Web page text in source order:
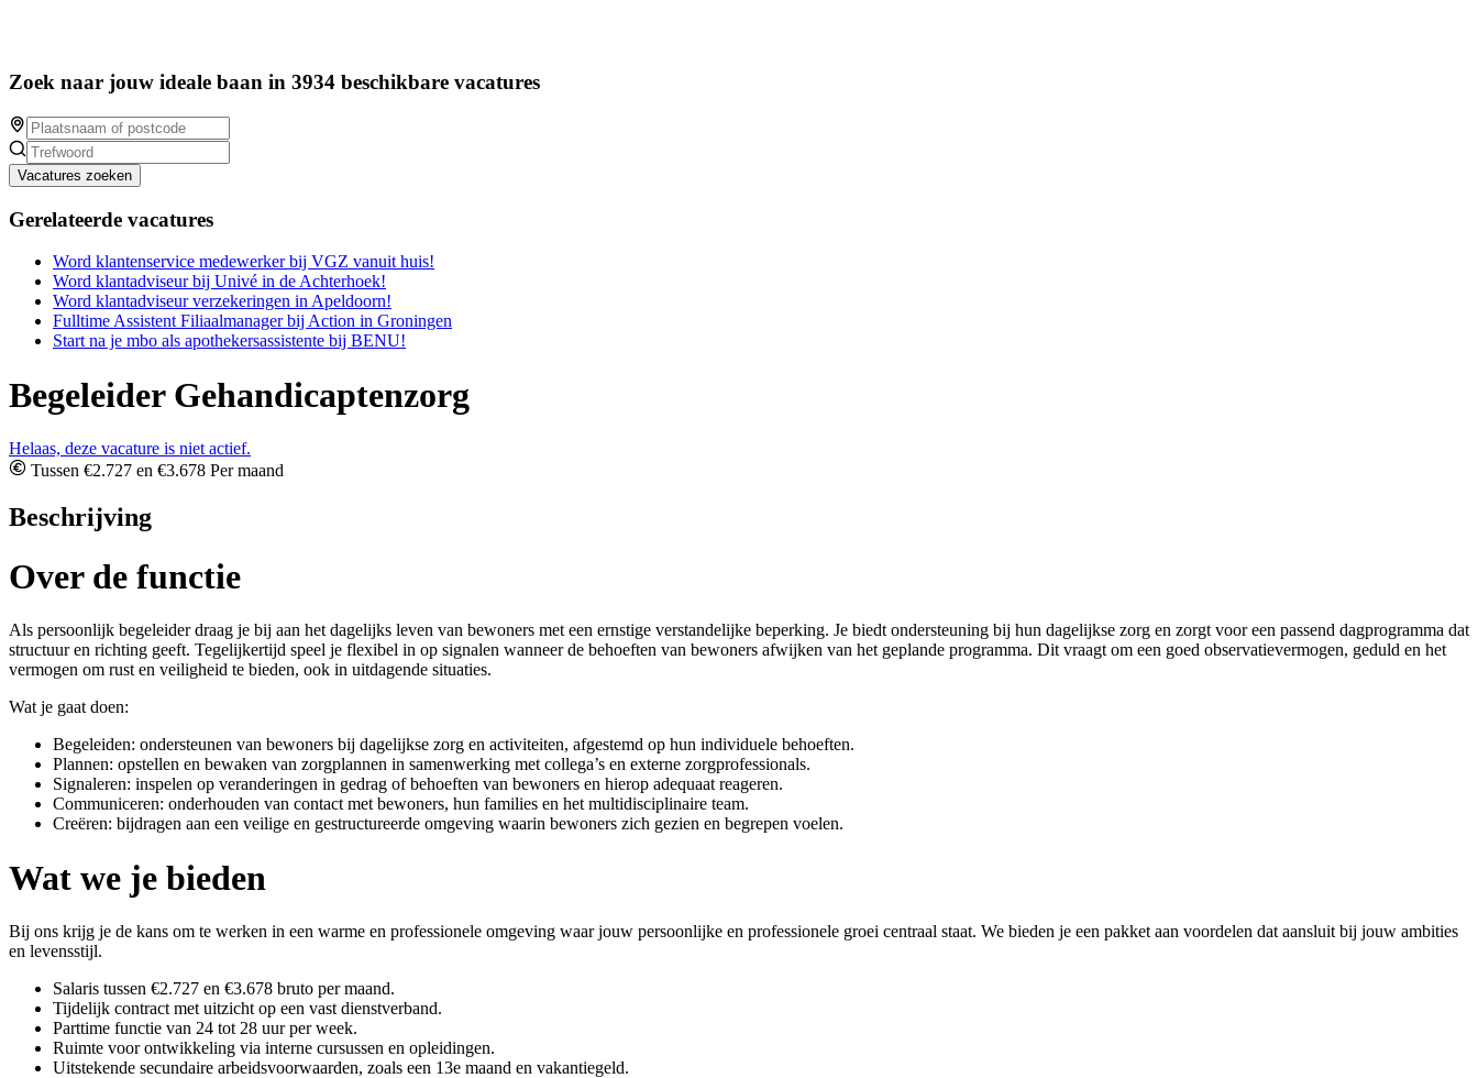
Zoek naar jouw ideale baan in 3934 beschikbare vacatures
Vacatures zoeken
Gerelateerde vacatures
Word klantenservice medewerker bij VGZ vanuit huis!
Word klantadviseur bij Univé in de Achterhoek!
Word klantadviseur verzekeringen in Apeldoorn!
Fulltime Assistent Filiaalmanager bij Action in Groningen
Start na je mbo als apothekersassistente bij BENU!
Begeleider Gehandicaptenzorg
Helaas, deze vacature is niet actief.
Tussen €2.727 en €3.678 Per maand
Beschrijving
Over de functie
Als persoonlijk begeleider draag je bij aan het dagelijks leven van bewoners met een ernstige verstandelijke beperking. Je biedt ondersteuning bij hun dagelijkse zorg en zorgt voor een passend dagprogramma dat
structuur en richting geeft. Tegelijkertijd speel je flexibel in op signalen wanneer de behoeften van bewoners afwijken van het geplande programma. Dit vraagt om een goed observatievermogen, geduld en het
vermogen om rust en veiligheid te bieden, ook in uitdagende situaties.
Wat je gaat doen:
Begeleiden: ondersteunen van bewoners bij dagelijkse zorg en activiteiten, afgestemd op hun individuele behoeften.
Plannen: opstellen en bewaken van zorgplannen in samenwerking met collega’s en externe zorgprofessionals.
Signaleren: inspelen op veranderingen in gedrag of behoeften van bewoners en hierop adequaat reageren.
Communiceren: onderhouden van contact met bewoners, hun families en het multidisciplinaire team.
Creëren: bijdragen aan een veilige en gestructureerde omgeving waarin bewoners zich gezien en begrepen voelen.
Wat we je bieden
Bij ons krijg je de kans om te werken in een warme en professionele omgeving waar jouw persoonlijke en professionele groei centraal staat. We bieden je een pakket aan voordelen dat aansluit bij jouw ambities
en levensstijl.
Salaris tussen €2.727 en €3.678 bruto per maand.
Tijdelijk contract met uitzicht op een vast dienstverband.
Parttime functie van 24 tot 28 uur per week.
Ruimte voor ontwikkeling via interne cursussen en opleidingen.
Uitstekende secundaire arbeidsvoorwaarden, zoals een 13e maand en vakantiegeld.